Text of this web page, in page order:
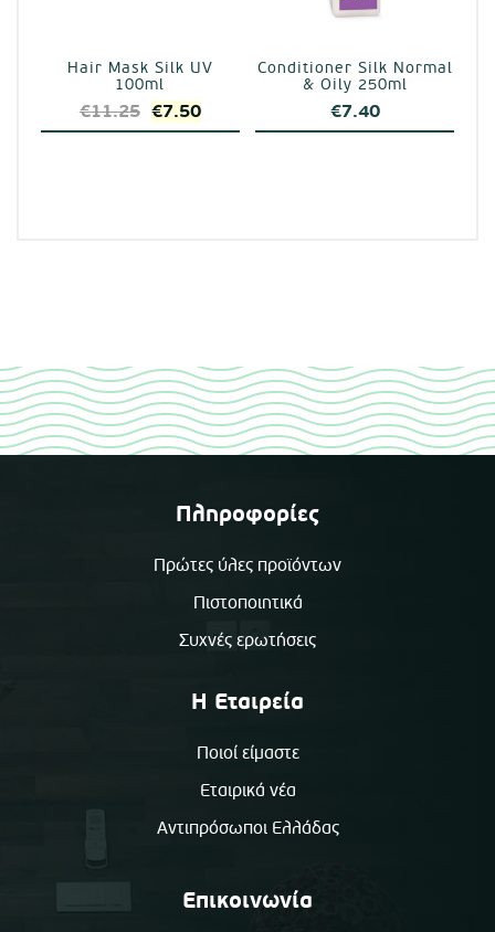
Hair Mask Silk UV
100ml
€11.25 Original
price
€7.50Η
τρέχουσα
Conditioner Silk Normal
& Oily 250ml
€7.40
Πληροφορίες
Πρώτες ύλες προϊόντων
Πιστοποιητικά
Συχνές ερωτήσεις
Η Εταιρεία
Ποιοί είμαστε
Εταιρικά νέα
Αντιπρόσωποι Ελλάδας
Επικοινωνία